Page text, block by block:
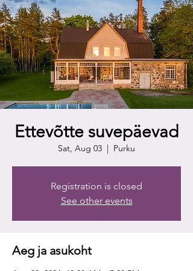
Ettevõtte suvepäevad
Sat, Aug 03
  |
Purku
Registration is closed
See other events
Aeg ja asukoht